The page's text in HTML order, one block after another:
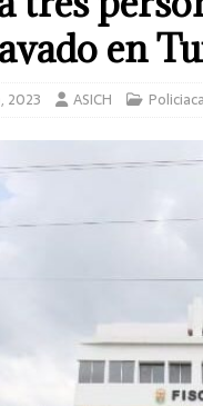
en
2023 ASICH